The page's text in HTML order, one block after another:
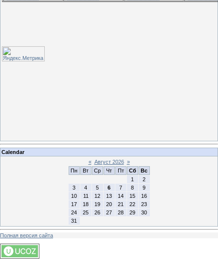
Calendar
« Август 2026 »
Пн
Вт Ср Чт Пт Сб
Вс
1
2
3
4 5 6 7 8
9
10
11 12 13 14 15
16
17
18 19 20 21 22
23
24
25 26 27 28 29
30
31
Полная версия сайта